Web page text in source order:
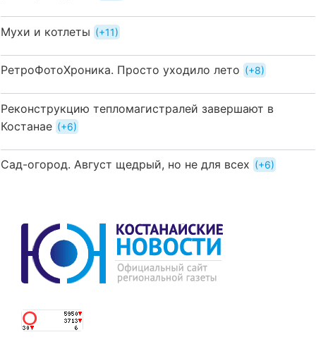
Мухи и котлеты +11
РетроФотоХроника. Просто уходило лето +8
Реконструкцию тепломагистралей завершают в
Костанае
+6
Сад-огород. Август щедрый, но не для всех +6